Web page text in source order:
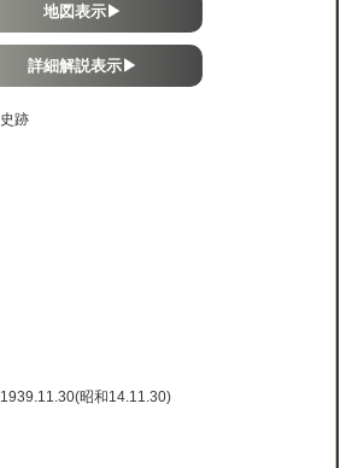
地図表示▶
詳細解説表示▶
史跡
1939.11.30(昭和14.11.30)